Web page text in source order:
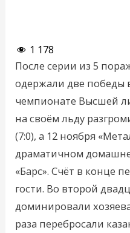
1 178
После серии из 5
одержали две победы
чемпионате Высшей
на своём льду
(7:0), а 12 ноября
драматичном
«Барс». Счёт в конце
гости. Во второй
доминировали
раза перебросали